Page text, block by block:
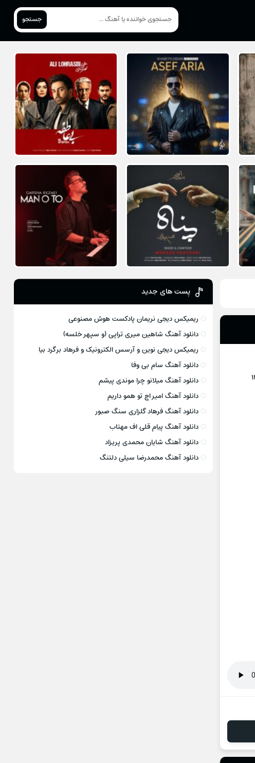
جستجو
پست های جدید
ریمیکس دیجی نریمان پادکست هوش مصنوعی
دانلود آهنگ شاهین میری تراپی (و سپهر خلسه)
ریمیکس دیجی نوین و آرسس الکترونیک و فرهاد برگرد بیا
دانلود آهنگ سام بی وفا
دانلود آهنگ میلانو چرا موندی پیشم
دانلود آهنگ امیر اچ تو همو داریم
دانلود آهنگ فرهاد گلزاری سنگ صبور
دانلود آهنگ پیام قلی اف مهتاب
دانلود آهنگ شایان محمدی پریزاد
دانلود آهنگ محمدرضا سیلی دلتنگ